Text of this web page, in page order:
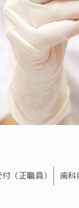
（正職員） 歯科